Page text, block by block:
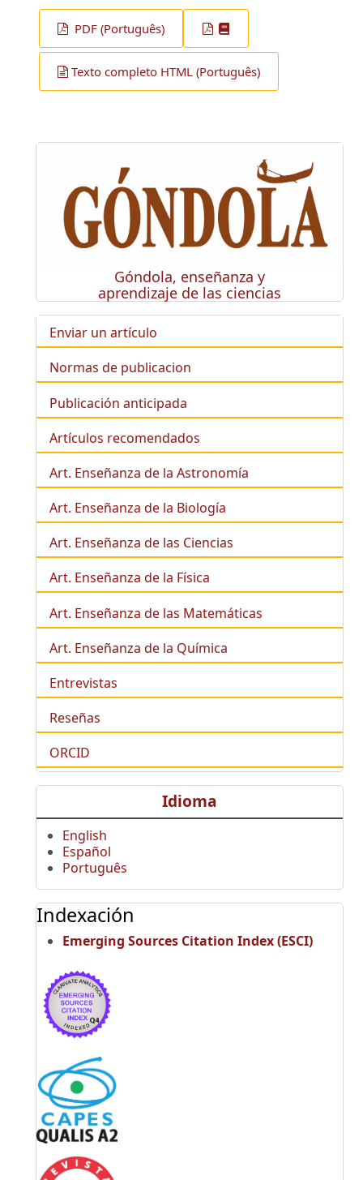
PDF (Português)
Texto completo HTML (Português)
Góndola, enseñanza y
aprendizaje de las ciencias
Enviar un artículo
Normas de publicacion
Publicación anticipada
Artículos recomendados
Art. Enseñanza de la Astronomía
Art. Enseñanza de la Biología
Art. Enseñanza de las Ciencias
Art. Enseñanza de la Física
Art. Enseñanza de las Matemáticas
Art. Enseñanza de la Química
Entrevistas
Reseñas
ORCID
Idioma
English
Español
Português
Indexación
Emerging Sources Citation Index (ESCI)